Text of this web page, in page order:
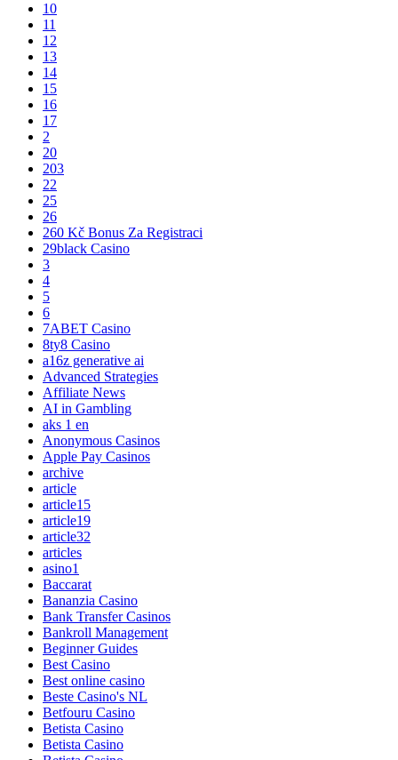
10
11
12
13
14
15
16
17
2
20
203
22
25
26
260 Kč Bonus Za Registraci
29black Casino
3
4
5
6
7ABET Casino
8ty8 Casino
a16z generative ai
Advanced Strategies
Affiliate News
AI in Gambling
aks 1 en
Anonymous Casinos
Apple Pay Casinos
archive
article
article15
article19
article32
articles
asino1
Baccarat
Bananzia Casino
Bank Transfer Casinos
Bankroll Management
Beginner Guides
Best Casino
Best online casino
Beste Casino's NL
Betfouru Casino
Betista Casino
Betista Casino